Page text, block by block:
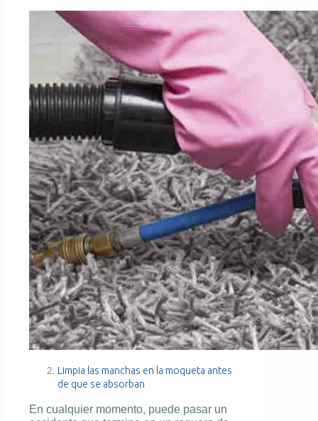
Limpia las manchas en la moqueta antes
de que se absorban
En cualquier momento, puede pasar un